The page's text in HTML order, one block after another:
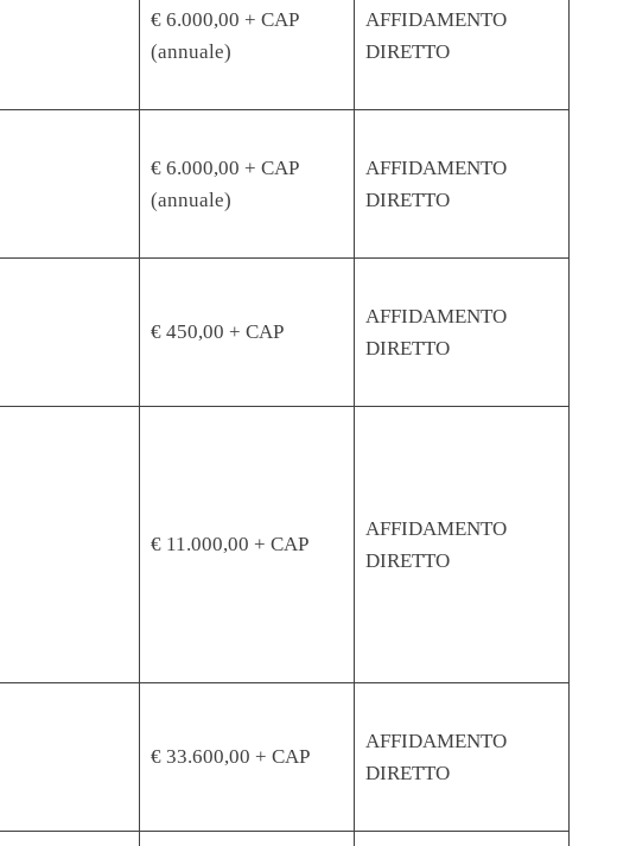
€ 6.000,00 + CAP
(annuale)
AFFIDAMENTO
DIRETTO
€ 6.000,00 + CAP
(annuale)
AFFIDAMENTO
DIRETTO
€ 450,00 + CAP
AFFIDAMENTO
DIRETTO
€ 11.000,00 + CAP
AFFIDAMENTO
DIRETTO
€ 33.600,00 + CAP
AFFIDAMENTO
DIRETTO